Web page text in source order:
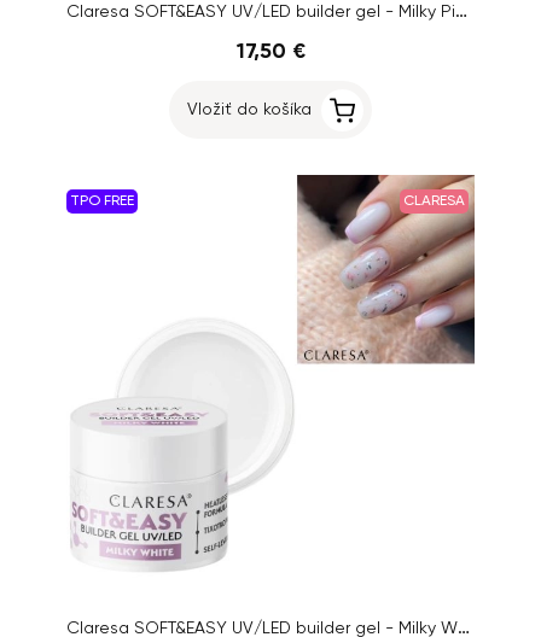
Claresa SOFT&EASY UV/LED builder gel - Milky Pink, 90g
17,50 €
Vložiť do košíka
TPO FREE CLARESA
Claresa SOFT&EASY UV/LED builder gel - Milky White, 90g